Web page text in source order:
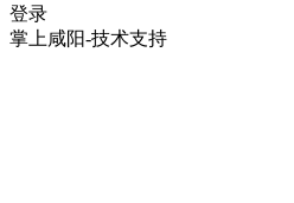
登录
掌上咸阳-技术支持